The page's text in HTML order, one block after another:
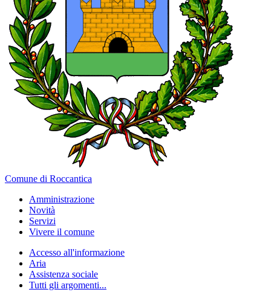
Comune di Roccantica
Amministrazione
Novità
Servizi
Vivere il comune
Accesso all'informazione
Aria
Assistenza sociale
Tutti gli argomenti...